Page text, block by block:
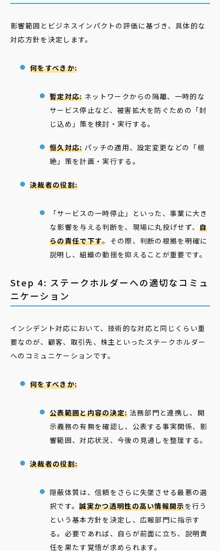
影響範囲とビジネスインパクトの評価に基づき、具体的な
対応方針を決定します。
何をすべきか:
暫定対応:ネットワークからの隔離、一時的な
サービス停止など、被害拡大を防ぐための「封
じ込め」策を検討・実行する。
恒久対応:パッチの適用、設定変更などの「根
絶」策を計画・実行する。
決裁者の役割:
「サービスの一時停止」といった、事業に大き
な影響を与える判断を、現場に丸投げせず、自
らの責任で下す。その際、判断の根拠を明確に
説明し、組織の動揺を抑えることが重要です。
Step 4: ステークホルダーへの適切なコミュ
ニケーション
インシデント対応において、技術的な対応と同じくらい重
要なのが、顧客、取引先、株主といったステークホルダー
へのコミュニケーションです。
何をすべきか:
公表範囲と内容の決定:法務部門と連携し、開
示義務の有無を確認し、公表する事実関係、影
響範囲、対応状況、今後の見通しを整理する。
決裁者の役割:
隠蔽体質は、信頼をさらに失墜させる最悪の選
択です。誠実かつ透明性の高い情報開示を行う
という基本方針を決定し、広報部門に指示す
る。必要であれば、自らが前面に立ち、説明責
任を果たす覚悟が求められます。